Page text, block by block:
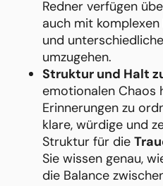
Redner verfügen
auch mit
und
umzugehen.
Struktur und Halt
emotionalen Chaos
Erinnerungen zu
klare, würdige und
Struktur für die
Sie wissen genau,
die Balance